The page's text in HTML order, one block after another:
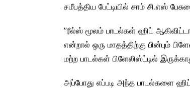
சமீபத்திய பேட்டியில் சாம் சி.எஸ்
”ரீல்ஸ் மூலம் பாடல்கள் ஹிட்
என்றால் ஒரு மாதத்திற்கு பின்பும்
மற்ற பாடல்கள் பிளேலிஸ்ட்டில்
அப்போது எப்படி அந்த பாடல்களை